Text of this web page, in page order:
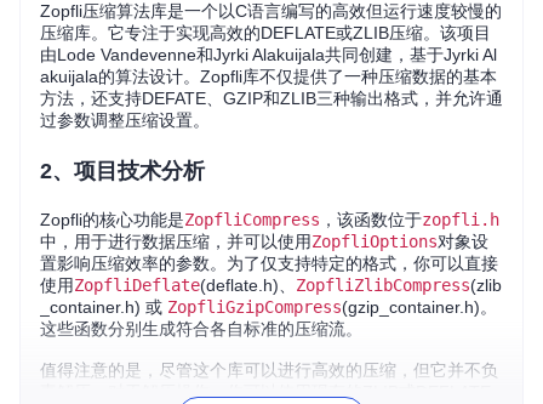
Zopfli压缩算法库是一个以C语言编写的高效但运行速度较慢的
压缩库。它专注于实现高效的DEFLATE或ZLIB压缩。该项目
由Lode Vandevenne和Jyrki Alakuijala共同创建，基于Jyrki Al
akuijala的算法设计。Zopfli库不仅提供了一种压缩数据的基本
方法，还支持DEFATE、GZIP和ZLIB三种输出格式，并允许通
过参数调整压缩设置。
2、项目技术分析
Zopfli的核心功能是ZopfliCompress ，该函数位于zopfli.h
中，用于进行数据压缩，并可以使用ZopfliOptions对象设
置影响压缩效率的参数。为了仅支持特定的格式，你可以直接
使用ZopfliDeflate(deflate.h)、 ZopfliZlibCompress(zlib
_container.h) 或 ZopfliGzipCompress(gzip_container.h)。
这些函数分别生成符合各自标准的压缩流。
值得注意的是，尽管这个库可以进行高效的压缩，但它并不负